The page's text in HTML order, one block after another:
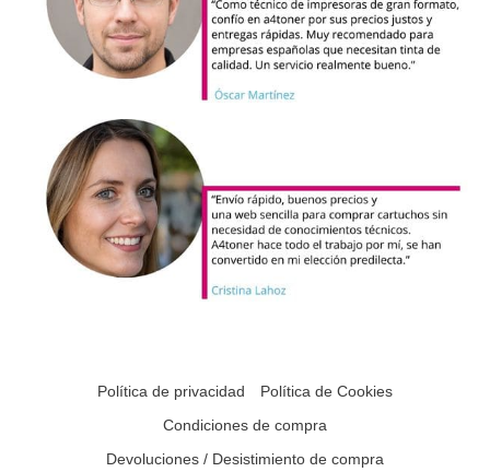
Política de privacidad
Política de Cookies
Condiciones de compra
Devoluciones / Desistimiento de compra